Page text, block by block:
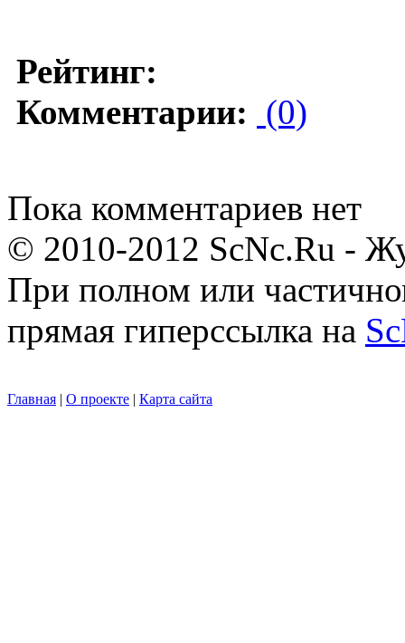
Рейтинг:
Комментарии: (0)
Пока комментариев нет
© 2010-2012 ScNc.Ru -
При полном или
прямая гиперссылка на
Главная | О проекте | Карта сайта